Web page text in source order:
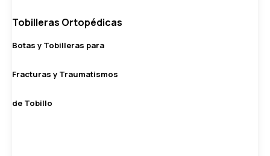
Tobilleras Ortopédicas
Botas y Tobilleras para
Fracturas y Traumatismos
de Tobillo